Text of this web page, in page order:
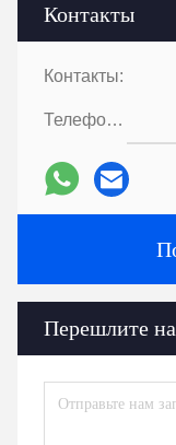
Контакты
Контакты:
Телефон::
Перешлите